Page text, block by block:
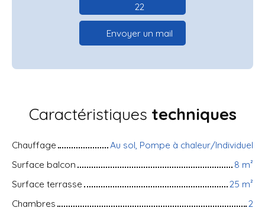
22
Envoyer un mail
Caractéristiques techniques
Chauffage
Au sol, Pompe à chaleur/Individuel
Surface balcon
8 m²
Surface terrasse
25 m²
Chambres
2